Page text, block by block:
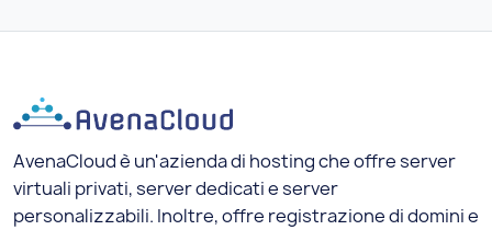
AvenaCloud è un'azienda di hosting che offre server
virtuali privati, server dedicati e server
personalizzabili. Inoltre, offre registrazione di domini e